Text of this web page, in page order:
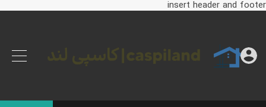
insert header and footer